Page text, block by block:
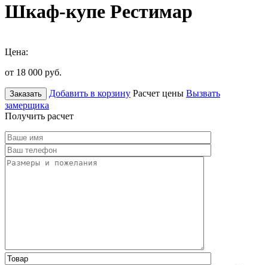
Шкаф-купе Рестимар
Цена:
от 18 000 руб.
Заказать Добавить в корзину Расчет цены Вызвать
замерщика
Получить расчет